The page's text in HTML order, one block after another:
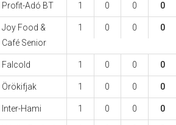
Profit-Adó BT 1 0 0 0
Joy Food &
Café Senior
1 0 0 0
Falcold 1 0 0 0
Örökifjak 1 0 0 0
Inter-Hami 1 0 0 0